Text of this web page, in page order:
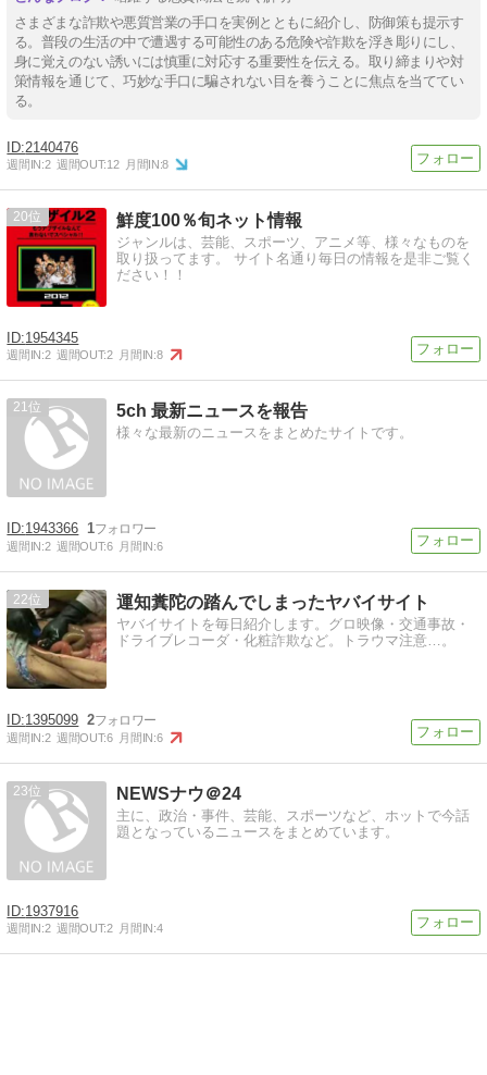
さまざまな詐欺や悪質営業の手口を実例とともに紹介し、防御策も提示す
る。普段の生活の中で遭遇する可能性のある危険や詐欺を浮き彫りにし、
身に覚えのない誘いには慎重に対応する重要性を伝える。取り締まりや対
策情報を通じて、巧妙な手口に騙されない目を養うことに焦点を当ててい
る。
2140476
週間IN:2 週間OUT:12 月間IN:8
20 鮮度100％旬ネット情報
ジャンルは、芸能、スポーツ、アニメ等、様々なものを
取り扱ってます。 サイト名通り毎日の情報を是非ご覧く
ださい！！
1954345
週間IN:2 週間OUT:2 月間IN:8
21 5ch 最新ニュースを報告
様々な最新のニュースをまとめたサイトです。
1943366 1
週間IN:2 週間OUT:6 月間IN:6
22 運知糞陀の踏んでしまったヤバイサイト
ヤバイサイトを毎日紹介します。グロ映像・交通事故・
ドライブレコーダ・化粧詐欺など。トラウマ注意…。
1395099 2
週間IN:2 週間OUT:6 月間IN:6
23 NEWSナウ＠24
主に、政治・事件、芸能、スポーツなど、ホットで今話
題となっているニュースをまとめています。
1937916
週間IN:2 週間OUT:2 月間IN:4